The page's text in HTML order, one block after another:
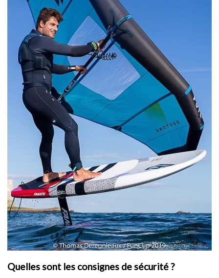
Quelles sont les consignes de sécurité ?